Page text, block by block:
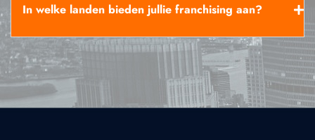
In welke landen bieden jullie franchising aan?